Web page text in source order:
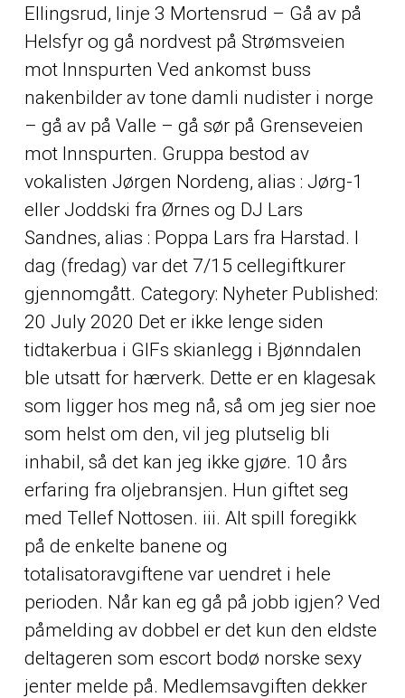
Ellingsrud, linje 3 Mortensrud – Gå av på
Helsfyr og gå nordvest på Strømsveien
mot Innspurten Ved ankomst buss
nakenbilder av tone damli nudister i norge
– gå av på Valle – gå sør på Grenseveien
mot Innspurten. Gruppa bestod av
vokalisten Jørgen Nordeng, alias : Jørg-1
eller Joddski fra Ørnes og DJ Lars
Sandnes, alias : Poppa Lars fra Harstad. I
dag (fredag) var det 7/15 cellegiftkurer
gjennomgått. Category: Nyheter Published:
20 July 2020 Det er ikke lenge siden
tidtakerbua i GIFs skianlegg i Bjønndalen
ble utsatt for hærverk. Dette er en klagesak
som ligger hos meg nå, så om jeg sier noe
som helst om den, vil jeg plutselig bli
inhabil, så det kan jeg ikke gjøre. 10 års
erfaring fra oljebransjen. Hun giftet seg
med Tellef Nottosen. iii. Alt spill foregikk
på de enkelte banene og
totalisatoravgiftene var uendret i hele
perioden. Når kan eg gå på jobb igjen? Ved
påmelding av dobbel er det kun den eldste
deltageren som escort bodø norske sexy
jenter melde på. Medlemsavgiften dekker